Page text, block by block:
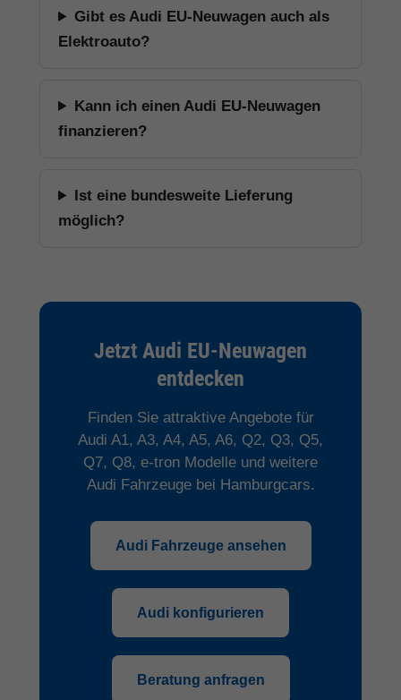
Gibt es Audi EU-Neuwagen auch als
Elektroauto?
Kann ich einen Audi EU-Neuwagen
finanzieren?
Ist eine bundesweite Lieferung
möglich?
Jetzt Audi EU-Neuwagen
entdecken
Finden Sie attraktive Angebote für
Audi A1, A3, A4, A5, A6, Q2, Q3, Q5,
Q7, Q8, e-tron Modelle und weitere
Audi Fahrzeuge bei Hamburgcars.
Audi Fahrzeuge ansehen
Audi konfigurieren
Beratung anfragen